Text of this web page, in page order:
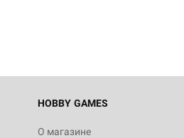
HOBBY GAMES
О магазине